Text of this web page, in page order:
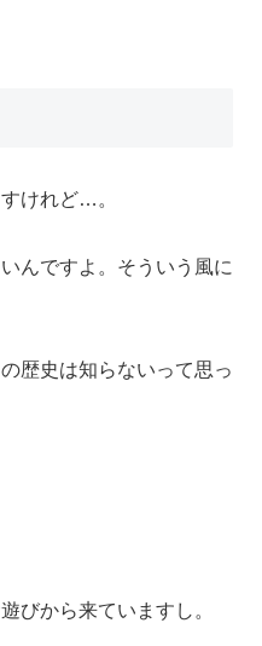
けれど…。
んですよ。そういう風に
歴史は知らないって思っ
びから来ていますし。